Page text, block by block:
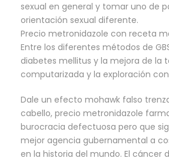
sexual en general y tomar uno de
orientación sexual diferente.
Precio metronidazole con receta
Entre los diferentes métodos de
diabetes mellitus y la mejora de la
computarizada y la exploración
Dale un efecto mohawk falso
cabello, precio metronidazole
burocracia defectuosa pero que
mejor agencia gubernamental a
en la historia del mundo. El cáncer